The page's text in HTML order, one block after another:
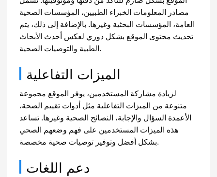
مصادر المعلومات الخبراء الطبيين، المؤسسات الصحية
العامة، المؤسسات البحثية وغيرها. بالإضافة إلى ذلك، يتم
تحديث محتوى الموقع بشكل دوري لعكس أحدث الأبحاث
الطبية والتوصيات الصحية.
الميزات التفاعلية
لزيادة مشاركة المستخدمين، يوفر الموقع مجموعة
متنوعة من الميزات التفاعلية مثل أدوات تقييم الصحة،
الأعمدة السؤال والإجابة، النصائح الصحية وغيرها. تساعد
هذه الميزات المستخدمين على فهم وضعهم الصحي
بشكل أفضل وتوفير توصيات صحية مخصصة.
دعم اللغات